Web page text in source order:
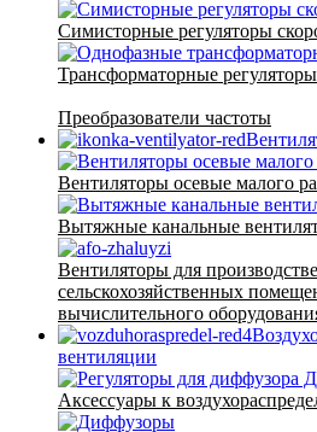
Симисторные регуляторы
Трансформаторные
Преобразователи частоты
Вентиляторы осевые малого
Вытяжные канальные
Вентиляторы для
сельскохозяйственных
вычислительного
вентиляции
Аксессуары к